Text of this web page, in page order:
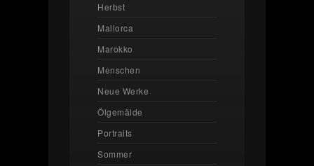
Herbst
Mallorca
Marokko
Menschen
Neue Werke
Ölgemälde
Portraits
Sommer